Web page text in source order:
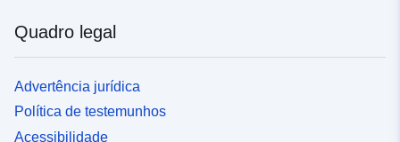
Quadro legal
Advertência jurídica
Política de testemunhos
Acessibilidade